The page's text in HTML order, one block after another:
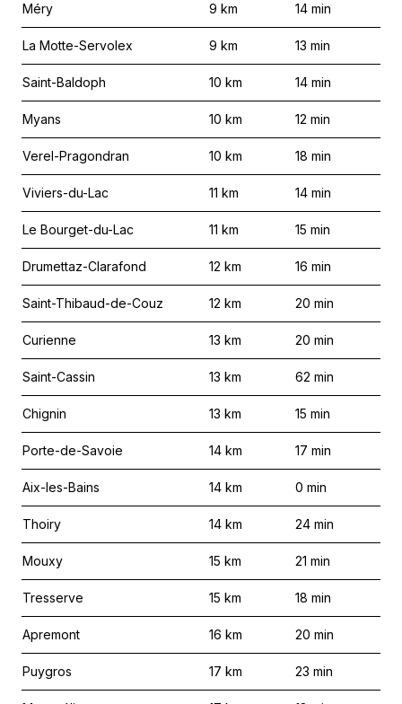
Méry 9 km 14 min
La Motte-Servolex 9 km 13 min
Saint-Baldoph 10 km 14 min
Myans 10 km 12 min
Verel-Pragondran 10 km 18 min
Viviers-du-Lac 11 km 14 min
Le Bourget-du-Lac 11 km 15 min
Drumettaz-Clarafond 12 km 16 min
Saint-Thibaud-de-Couz 12 km 20 min
Curienne 13 km 20 min
Saint-Cassin 13 km 62 min
Chignin 13 km 15 min
Porte-de-Savoie 14 km 17 min
Aix-les-Bains 14 km 0 min
Thoiry 14 km 24 min
Mouxy 15 km 21 min
Tresserve 15 km 18 min
Apremont 16 km 20 min
Puygros 17 km 23 min